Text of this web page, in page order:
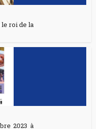
le roi de la
2023 à